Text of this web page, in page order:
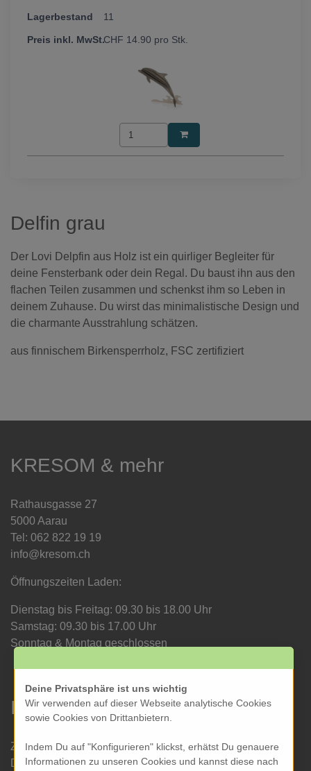
11
CHF 14.90 pro Stk.
Delfin grau
Der Lovi Delpfin aus Holz ist ein quirliger Begleiter für
deine Fensterbank oder dein Regal. Du baust ihn aus den
flachen Teilen zusammen und schenkst ihm so Leben in
deinem Zuhause. Du wirst das minimalistische Design und
die charmante Ausstrahlung schätzen.
aus finnischem Birkensperrholz, FSC zertifiziert
KRESOM & mehr
Rathausgasse 27
5000 Aarau
Tel: 062 822 19 19
info@kresom.ch
Öffnungszeiten Laden:
Dienstag bis Freitag: 09.30 bis 18.00 Uhr
Samstag: 09.30 bis 17.00 Uhr
Sonntag & Montag geschlossen
Informationen
Zahlung und Versand
Datenschutz
Deine Privatsphäre ist uns wichtig
Wir verwenden auf dieser Webseite analytische Cookies
sowie Cookies von Drittanbietern.
Indem Du auf "Konfigurieren" klickst, erhätst Du genauere
Informationen zu unseren Cookies und kannst diese nach